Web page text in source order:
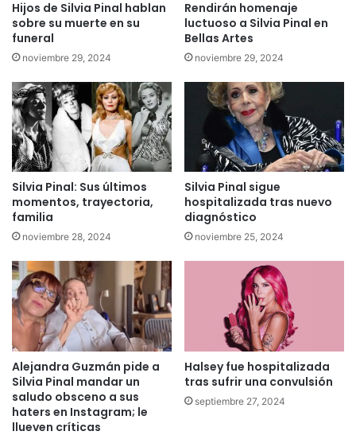
Hijos de Silvia Pinal hablan
sobre su muerte en su
funeral
noviembre 29, 2024
Rendirán homenaje
luctuoso a Silvia Pinal en
Bellas Artes
noviembre 29, 2024
Silvia Pinal: Sus últimos
momentos, trayectoria,
familia
noviembre 28, 2024
Silvia Pinal sigue
hospitalizada tras nuevo
diagnóstico
noviembre 25, 2024
Alejandra Guzmán pide a
Silvia Pinal mandar un
saludo obsceno a sus
haters en Instagram; le
llueven críticas
Halsey fue hospitalizada
tras sufrir una convulsión
septiembre 27, 2024